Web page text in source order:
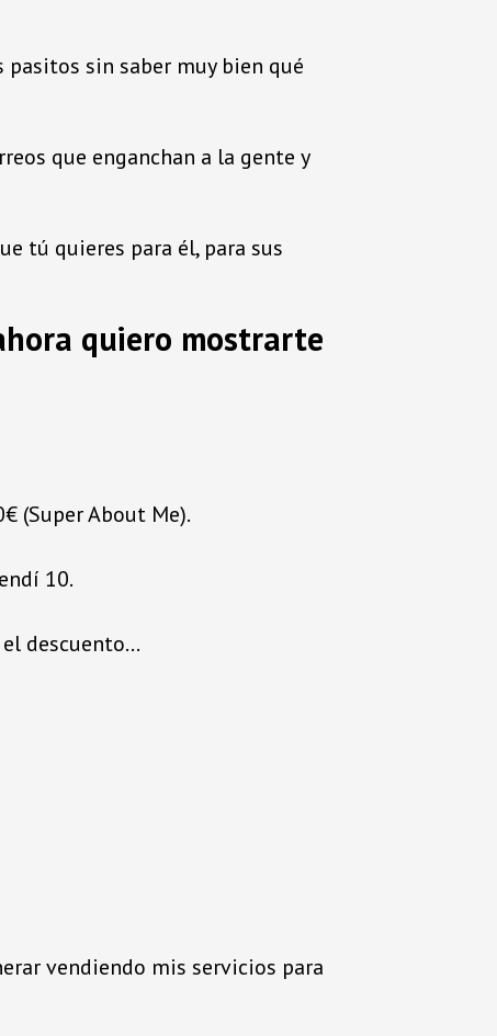
sin saber muy bien qué
que enganchan a la gente y
tú quieres para él, para sus
quiero mostrarte
(Super About Me).
10.
el descuento…
vendiendo mis servicios para